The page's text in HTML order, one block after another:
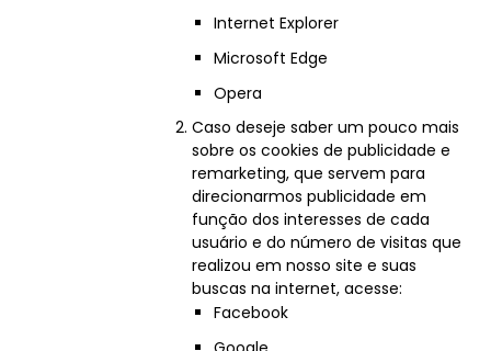
Internet Explorer
Microsoft Edge
Opera
Caso deseje saber um pouco mais
sobre os cookies de publicidade e
remarketing, que servem para
direcionarmos publicidade em
função dos interesses de cada
usuário e do número de visitas que
realizou em nosso site e suas
buscas na internet, acesse:
Facebook